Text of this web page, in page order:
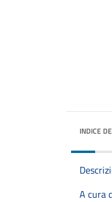
INDICE
A cura